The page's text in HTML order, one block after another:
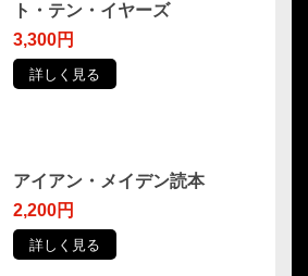
ト・テン・イヤーズ
3,300円
詳しく見る
アイアン・メイデン読本
2,200円
詳しく見る